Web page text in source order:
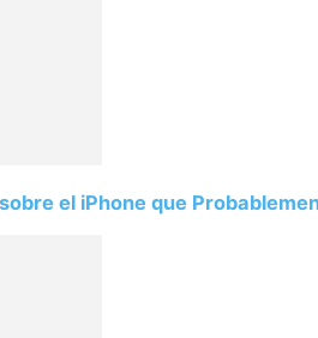
el iPhone que